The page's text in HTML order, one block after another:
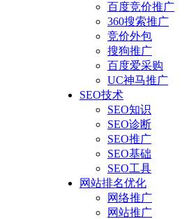
百度竞价推广
360搜索推广
竞价外包
搜狗推广
百度爱采购
UC神马推广
SEO技术
SEO知识
SEO诊断
SEO推广
SEO基础
SEO工具
网站排名优化
网络推广
网站推广